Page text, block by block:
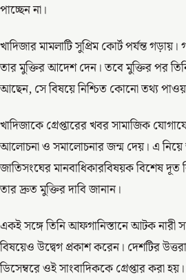
পাচ্ছেন না।
খাদিজার মামলাটি সুপ্রিম কোর্ট পর্যন্ত
তার মুক্তির আদেশ দেন। তবে মুক্তির পর
আছেন, সে বিষয়ে নিশ্চিত কোনো তথ্য
খাদিজাকে গ্রেপ্তারের খবর সামাজিক
আলোচনা ও সমালোচনার জন্ম দেয়। এ নিয়ে
জাতিসংঘের মানবাধিকারবিষয়ক বিশেষ দূত
তার দ্রুত মুক্তির দাবি জানান।
একই সঙ্গে তিনি আফগানিস্তানে আটক নারী
বিষয়েও উদ্বেগ প্রকাশ করেন। দেশটির
ডিসেম্বরে ওই সাংবাদিককে গ্রেপ্তার করা